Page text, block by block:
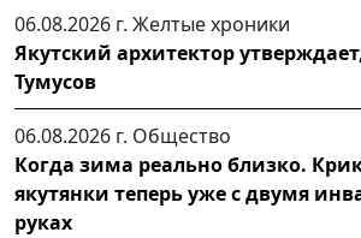
06.08.2026 г. Желтые хроники
Якутский архитектор
Тумусов
06.08.2026 г. Общество
Когда зима реально близко.
якутянки теперь уже с двумя
руках